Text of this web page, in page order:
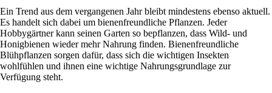
Ein Trend aus dem vergangenen Jahr bleibt mindestens ebenso aktuell.
Es handelt sich dabei um bienenfreundliche Pflanzen. Jeder
Hobbygärtner kann seinen Garten so bepflanzen, dass Wild- und
Honigbienen wieder mehr Nahrung finden. Bienenfreundliche
Blühpflanzen sorgen dafür, dass sich die wichtigen Insekten
wohlfühlen und ihnen eine wichtige Nahrungsgrundlage zur
Verfügung steht.